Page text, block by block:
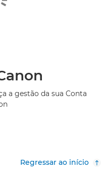
a gestão da sua Conta
Regressar ao início